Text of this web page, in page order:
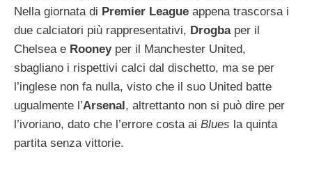
Nella giornata di Premier League appena trascorsa i
due calciatori più rappresentativi, Drogba per il
Chelsea e Rooney per il Manchester United,
sbagliano i rispettivi calci dal dischetto, ma se per
l’inglese non fa nulla, visto che il suo United batte
ugualmente l’Arsenal, altrettanto non si può dire per
l’ivoriano, dato che l’errore costa ai Blues la quinta
partita senza vittorie.